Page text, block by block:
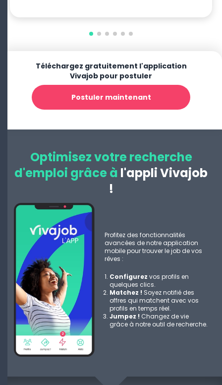
Téléchargez gratuitement l'application
Vivajob pour postuler
Postuler maintenant
Optimisez votre recherche
d'emploi grâce à l'appli Vivajob
!
Profitez des fonctionnalités
avancées de notre application
mobile pour trouver le job de vos
rêves :
Configurez vos profils en
quelques clics.
Matchez ! Soyez notifié des
offres qui matchent avec vos
profils en temps réel.
Jumpez ! Changez de vie
grâce à notre outil de recherche.